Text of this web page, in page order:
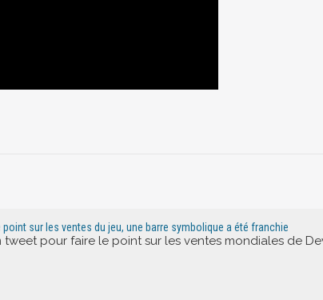
point sur les ventes du jeu, une barre symbolique a été franchie
pour faire le point sur les ventes mondiales de